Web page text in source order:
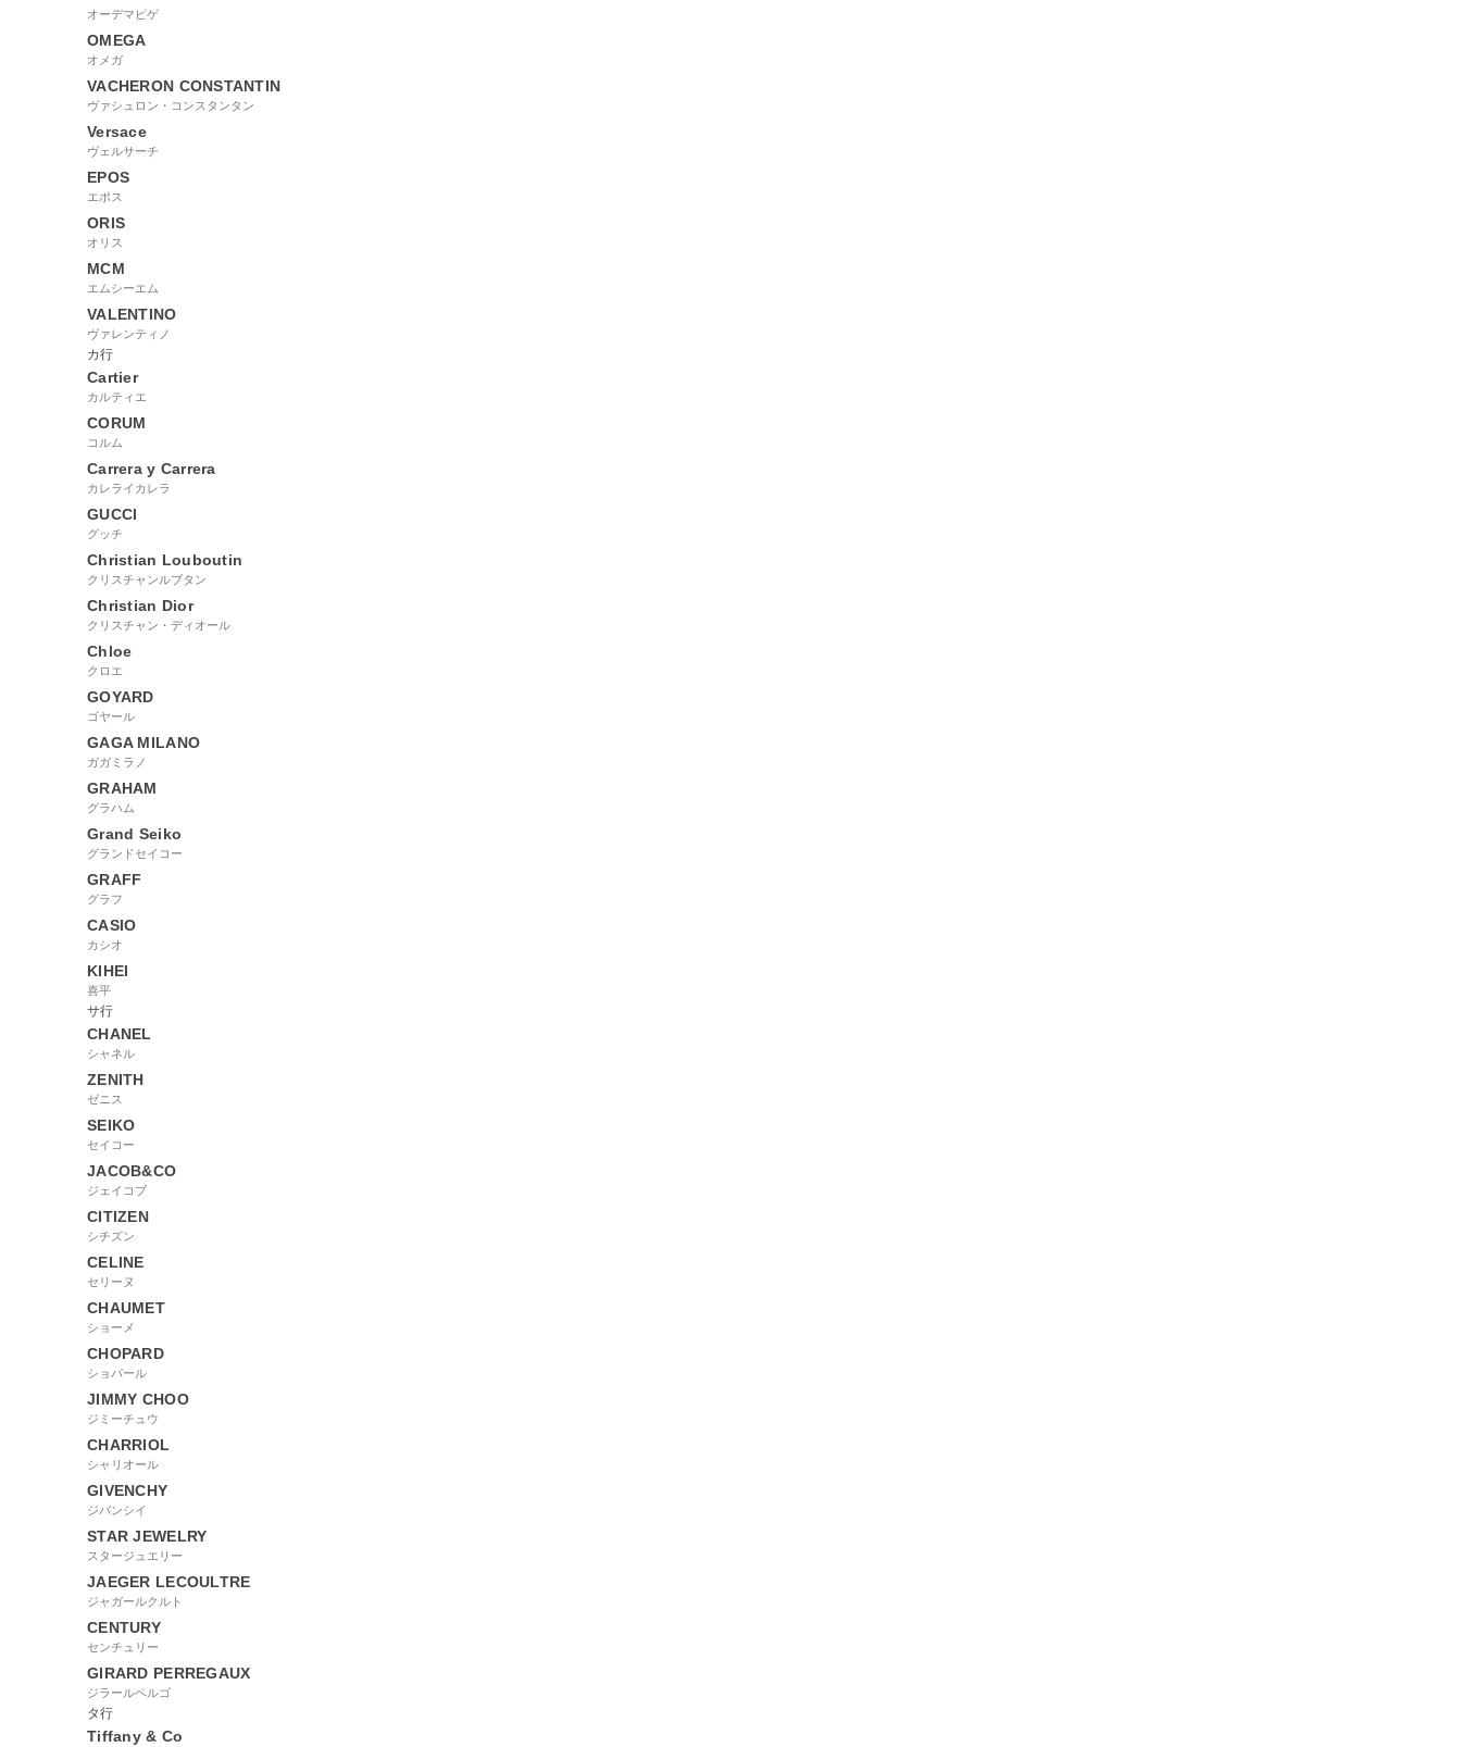
オーデマピゲ
OMEGA
オメガ
VACHERON CONSTANTIN
ヴァシュロン・コンスタンタン
Versace
ヴェルサーチ
EPOS
エポス
ORIS
オリス
MCM
エムシーエム
VALENTINO
ヴァレンティノ
カ行
Cartier
カルティエ
CORUM
コルム
Carrera y Carrera
カレライカレラ
GUCCI
グッチ
Christian Louboutin
クリスチャンルブタン
Christian Dior
クリスチャン・ディオール
Chloe
クロエ
GOYARD
ゴヤール
GAGA MILANO
ガガミラノ
GRAHAM
グラハム
Grand Seiko
グランドセイコー
GRAFF
グラフ
CASIO
カシオ
KIHEI
喜平
サ行
CHANEL
シャネル
ZENITH
ゼニス
SEIKO
セイコー
JACOB&CO
ジェイコブ
CITIZEN
シチズン
CELINE
セリーヌ
CHAUMET
ショーメ
CHOPARD
ショパール
JIMMY CHOO
ジミーチュウ
CHARRIOL
シャリオール
GIVENCHY
ジバンシイ
STAR JEWELRY
スタージュエリー
JAEGER LECOULTRE
ジャガールクルト
CENTURY
センチュリー
GIRARD PERREGAUX
ジラールペルゴ
タ行
Tiffany & Co